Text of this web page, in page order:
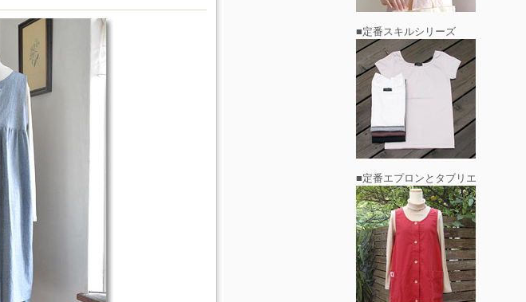
■定番スキルシリーズ
■定番エプロンとタブリエ